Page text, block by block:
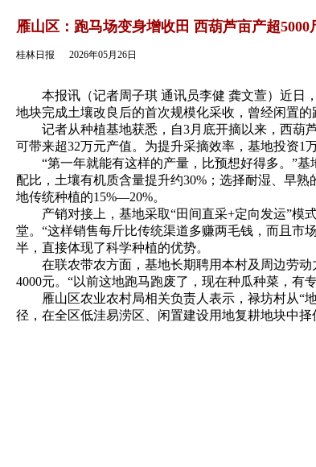
雁山区：跑马场变身增收田 西葫芦亩产超5000
桂林日报 2026年05月26日
本报讯（记者周子琪 通讯员李健 龚文萱）近日，
地块完成土壤改良后的首次规模化采收，曾经闲置
记者从种植基地获悉，自3月底开摘以来，西葫芦
可带来超32万元产值。为提升采摘效率，基地投资1
“第一年就能有这样的产量，比预想好得多。”基
配比，土壤有机质含量提升约30%；选择耐湿、早
地传统种植的15%—20%。
产销对接上，基地采取“田间直采+定向发运”模式
堂。“这样销售每斤比传统渠道多赚两毛钱，而且市
半，直接体现了科学种植的优势。
在联农带农方面，基地长期聘用本村及周边劳动
4000元。“以前这地跑马跑废了，现在种瓜种菜，有
雁山区农业农村局相关负责人表示，禄坊村从“地
径，在全区低洼易涝区、闲置建设用地复耕地块中